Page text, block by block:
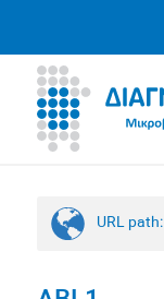
URL path: